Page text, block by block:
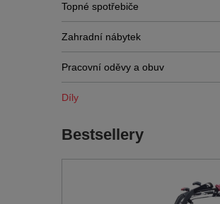
Topné spotřebiče
Zahradní nábytek
Pracovní oděvy a obuv
Díly
Bestsellery